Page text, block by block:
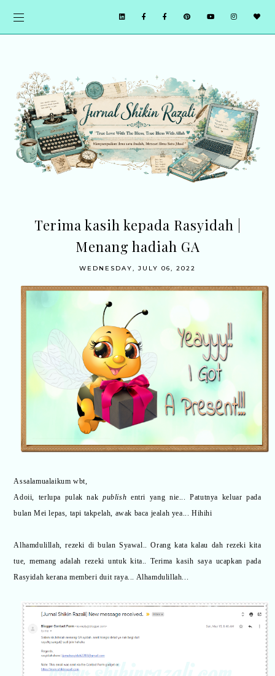
Terima kasih kepada Rasyidah |
Menang hadiah GA
WEDNESDAY, JULY 06, 2022
Assalamualaikum wbt,
Adoii, terlupa pulak nakpublish entri yang nie... Patutnya keluar pada
bulan Mei lepas, tapi takpelah, awak baca jealah yea... Hihihi
Alhamdulillah, rezeki di bulan Syawal.. Orang kata kalau dah rezeki kita
tue, memang adalah rezeki untuk kita.. Terima kasih saya ucapkan pada
Rasyidah kerana memberi duit raya... Alhamdulillah...